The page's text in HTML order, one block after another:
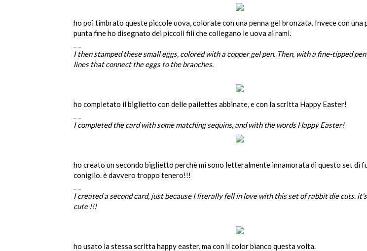
ho poi timbrato queste piccole uova, colorate con una penna gel bronzata. Invece con una
punta fine ho disegnato dei piccoli fili che collegano le uova ai rami.
I then stamped these small eggs, colored with a copper gel pen. Then, with a fine-tipped
lines that connect the eggs to the branches.
ho completato il biglietto con delle pailettes abbinate, e con la scritta Happy Easter!
I completed the card with some matching sequins, and with the words Happy Easter!
ho creato un secondo biglietto perchè mi sono letteralmente innamorata di questo set di
coniglio. è davvero troppo tenero!!!
I created a second card, just because I literally fell in love with this set of rabbit die cuts.
cute !!!
ho usato la stessa scritta happy easter, ma con il color bianco questa volta.